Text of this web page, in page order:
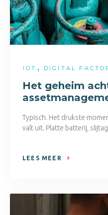
IOT , DIGITAL
Het geheim
Typisch. Het drukste
valt uit. Platte batterij,
LEES MEER